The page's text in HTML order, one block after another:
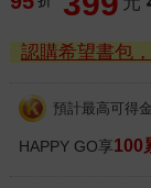
認購希望書包
預計最高可得
HAPPY GO享100